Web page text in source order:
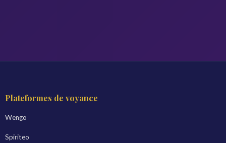
Plateformes de voyance
Wengo
Spiriteo